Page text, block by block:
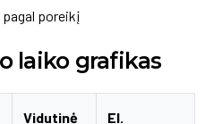
pagal poreikį
laiko grafikas
Vidutinė
El.